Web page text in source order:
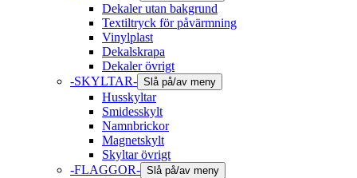
Dekaler utan bakgrund
Textiltryck för påvärmning
Vinylplast
Dekalskrapa
Dekaler övrigt
-SKYLTAR- Slå på/av meny
Husskyltar
Smidesskylt
Namnbrickor
Magnetskylt
Skyltar övrigt
-FLAGGOR- Slå på/av meny